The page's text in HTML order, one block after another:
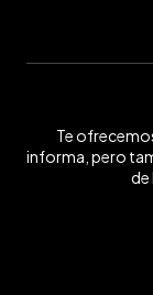
Te
informa, pero
de